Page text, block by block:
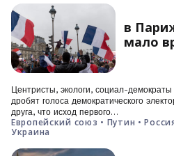
в
мало
Центристы, экологи, социал-
дробят голоса демократического
друга, что исход первого…
Европейский союз • Путин •
Украина